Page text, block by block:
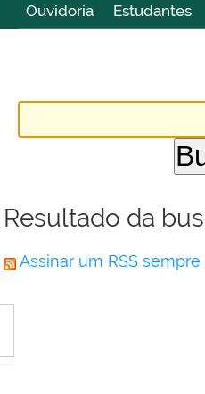
Ouvidoria
Estudantes
Resultado da
Assinar um RSS